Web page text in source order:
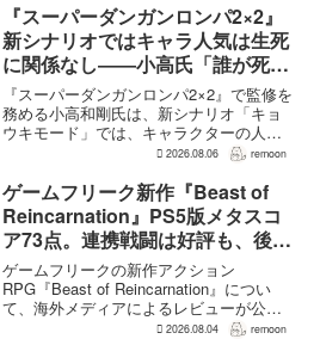
追加される12種類のユニークダンジョン
「忘れられた試...
『スーパーダンガンロンパ2×2』
新シナリオではキャラ人気は生死
に関係なし――小高氏「誰が死ん
でもヘイトメールは送らないで」
『スーパーダンガンロンパ2×2』で監修を
務める小高和剛氏は、新シナリオ「キョ
ウキモード」では、キャラクターの人気
にかかわらず退場させるとRPG Siteのイ
作と変わることで、これまで見られなか
った一面がよ...
2026.08.06 remoon
ゲームフリーク新作『Beast of
Reincarnation』PS5版メタスコ
ア73点。連携戦闘は好評も、後半
の“ボス再戦続き”には不満
ゲームフリークの新作アクション
RPG『Beast of Reincarnation』につい
て、海外メディアによるレビューが公開
された。PS5版のメタスコアは73。採点
2026.08.04 remoon